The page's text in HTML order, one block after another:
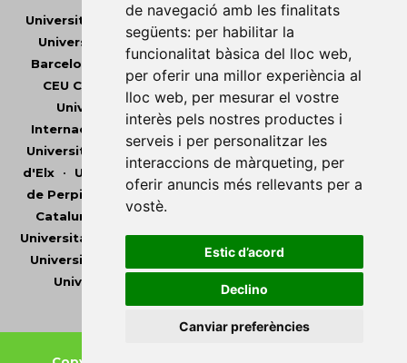
de navegació amb les finalitats
següents: per habilitar la
funcionalitat bàsica del lloc web,
per oferir una millor experiència al
lloc web, per mesurar el vostre
interès pels nostres productes i
serveis i per personalitzar les
interaccions de màrqueting, per
oferir anuncis més rellevants per a
vostè.
Estic d’acord
Declino
Canviar preferències
Universitat Abat Oliba CEU•Universitat d'Alacant
Universitat d'Andorra•Universitat Autònoma de
Barcelona
Universitat de Barcelona•Universitat
CEU Cardenal Herrera•Universitat de Girona •
Universitat de les Illes Balears•
Universitat
Internacional de Catalunya•Universitat Jaume I
Universitat de Lleida• Universitat Miguel Hernández
d'Elx• Universitat Oberta de Catalunya•Universitat
de Perpinyà Via Domitia•Universitat Politècnica de
Catalunya
Universitat Politècnica de València
Universitat Pompeu Fabra•Universitat Ramon Llull
Universitat Rovira i Virgili
•Universitat de Sàsser
Universitat de València
• Universitat de Vic -
Universitat Central de Catalunya